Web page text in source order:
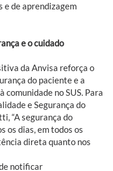
e de aprendizagem
e o cuidado
da Anvisa reforça o
do paciente e a
no SUS. Para
e Segurança do
“A segurança do
os dias, em todos os
direta quanto nos
notificar